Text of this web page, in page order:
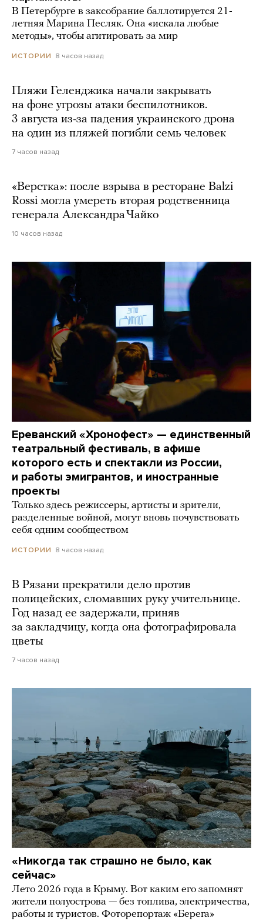
В Петербурге в заксобрание баллотируется 21-
летняя Марина Песляк. Она «искала любые
методы», чтобы агитировать за мир
ИСТОРИИ 8 часов назад
Пляжи Геленджика начали закрывать
на фоне угрозы атаки беспилотников.
3 августа из-за падения украинского дрона
на один из пляжей погибли семь человек
7 часов назад
«Верстка»: после взрыва в ресторане Balzi
Rossi могла умереть вторая родственница
генерала Александра Чайко
10 часов назад
Ереванский «Хронофест» — единственный
театральный фестиваль, в афише
которого есть и спектакли из России,
и работы эмигрантов, и иностранные
проекты
Только здесь режиссеры, артисты и зрители,
разделенные войной, могут вновь почувствовать
себя одним сообществом
ИСТОРИИ 8 часов назад
В Рязани прекратили дело против
полицейских, сломавших руку учительнице.
Год назад ее задержали, приняв
за закладчицу, когда она фотографировала
цветы
7 часов назад
«Никогда так страшно не было, как
сейчас»
Лето 2026 года в Крыму. Вот каким его запомнят
жители полуострова — без топлива, электричества,
работы и туристов. Фоторепортаж «Берега»